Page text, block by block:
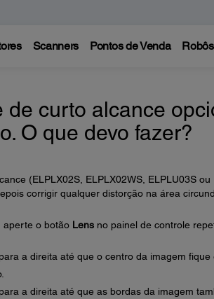
Scanners Pontos de Venda Robôs
de curto alcance
O que devo fazer?
(ELPLX02S, ELPLX02WS, ELPLU03S
corrigir qualquer distorção na área
o botão Lensno painel de controle
a direita até que o centro da imagem fique
a direita até que as bordas da imagem